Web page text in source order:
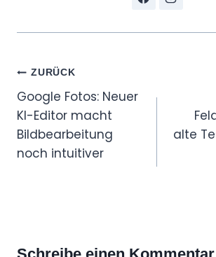
Beitragsnavigation
ZURÜCK
Google Fotos: Neuer
KI-Editor macht
Bildbearbeitung
noch intuitiver
alte